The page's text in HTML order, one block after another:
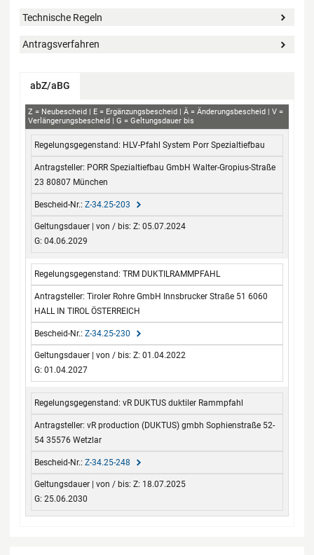
Technische Regeln
Antragsverfahren
abZ/aBG
abZ+aBG
Z Neubescheid E Ergänzungsbescheid Ä Änderungsbescheid
V
Verlängerungsbescheid
G Geltungsdauer bis
HLV-Pfahl System Porr Spezialtiefbau
PORR Spezialtiefbau GmbH Walter-Gropius-Straße
23 80807 München
Z-34.25-203
Z: 05.07.2024
G: 04.06.2029
TRM DUKTILRAMMPFAHL
Tiroler Rohre GmbH Innsbrucker Straße 51 6060
HALL IN TIROL ÖSTERREICH
Z-34.25-230
Z: 01.04.2022
G: 01.04.2027
vR DUKTUS duktiler Rammpfahl
vR production (DUKTUS) gmbh Sophienstraße 52-
54 35576 Wetzlar
Z-34.25-248
Z: 18.07.2025
G: 25.06.2030